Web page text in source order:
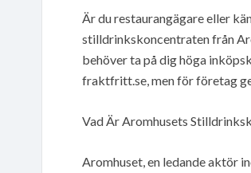
Är du restaurangägare eller
stilldrinkskoncentraten från
behöver ta på dig höga
fraktfritt.se, men för företag
Vad Är Aromhusets
Aromhuset, en ledande aktör